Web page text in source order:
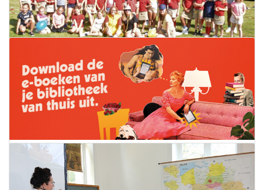
Kampioenen Lustige Kaarters
19 september 2020
Startdag Chirowietjes
18 september 2020
Lees meer
E-boekenplatform
17 september 2020